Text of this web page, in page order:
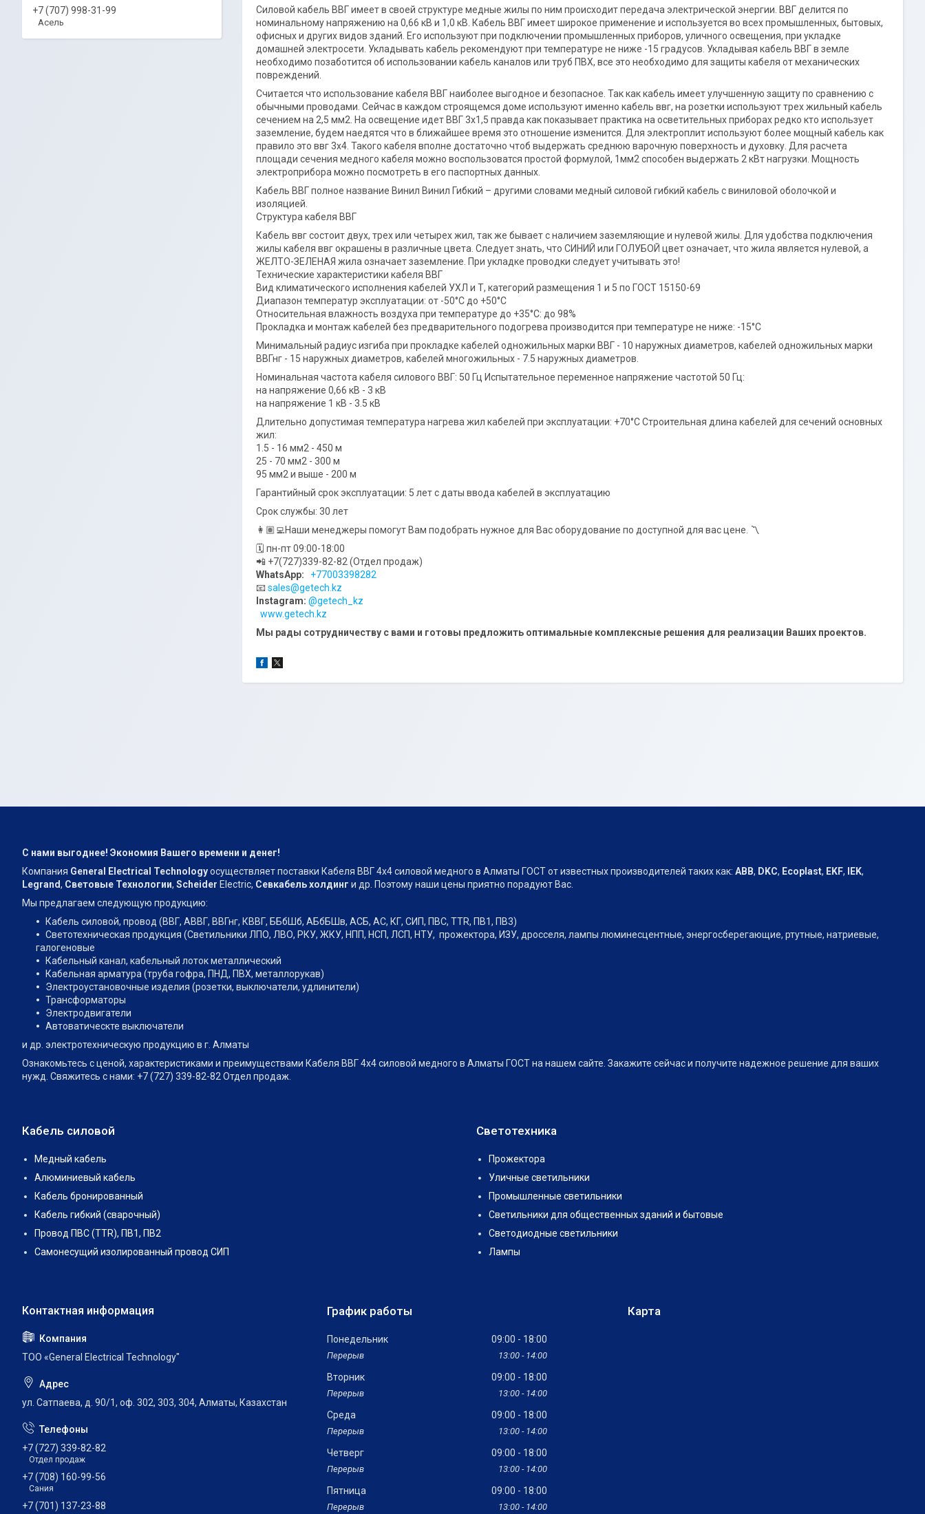
Силовой кабель ВВГ имеет в своей структуре медные жилы по ним происходит передача электрической энергии. ВВГ делится по
номинальному напряжению на 0,66 кВ и 1,0 кВ. Кабель ВВГ имеет широкое применение и используется во всех промышленных, бытовых,
офисных и других видов зданий. Его используют при подключении промышленных приборов, уличного освещения, при укладке
домашней электросети. Укладывать кабель рекомендуют при температуре не ниже -15 градусов. Укладывая кабель ВВГ в земле
необходимо позаботится об использовании кабель каналов или труб ПВХ, все это необходимо для защиты кабеля от механических
повреждений.
Считается что использование кабеля ВВГ наиболее выгодное и безопасное. Так как кабель имеет улучшенную защиту по сравнению с
обычными проводами. Сейчас в каждом строящемся доме используют именно кабель ввг, на розетки используют трех жильный кабель
сечением на 2,5 мм2. На освещение идет ВВГ 3х1,5 правда как показывает практика на осветительных приборах редко кто использует
заземление, будем наедятся что в ближайшее время это отношение изменится. Для электроплит используют более мощный кабель как
правило это ввг 3х4. Такого кабеля вполне достаточно чтоб выдержать среднюю варочную поверхность и духовку. Для расчета
площади сечения медного кабеля можно воспользоватся простой формулой, 1мм2 способен выдержать 2 кВт нагрузки. Мощность
электроприбора можно посмотреть в его паспортных данных.
Кабель ВВГ полное название Винил Винил Гибкий – другими словами медный силовой гибкий кабель с виниловой оболочкой и
изоляцией.
Структура кабеля ВВГ
Кабель ввг состоит двух, трех или четырех жил, так же бывает с наличием заземляющие и нулевой жилы. Для удобства подключения
жилы кабеля ввг окрашены в различные цвета. Следует знать, что СИНИЙ или ГОЛУБОЙ цвет означает, что жила является нулевой, а
ЖЕЛТО-ЗЕЛЕНАЯ жила означает заземление. При укладке проводки следует учитывать это!
Технические характеристики кабеля ВВГ
Вид климатического исполнения кабелей УХЛ и Т, категорий размещения 1 и 5 по ГОСТ 15150-69
Диапазон температур эксплуатации: от -50°С до +50°С
Относительная влажность воздуха при температуре до +35°С: до 98%
Прокладка и монтаж кабелей без предварительного подогрева производится при температуре не ниже: -15°С
Минимальный радиус изгиба при прокладке кабелей одножильных марки ВВГ - 10 наружных диаметров, кабелей одножильных марки
ВВГнг - 15 наружных диаметров, кабелей многожильных - 7.5 наружных диаметров.
Номинальная частота кабеля силового ВВГ: 50 Гц Испытательное переменное напряжение частотой 50 Гц:
на напряжение 0,66 кВ - 3 кВ
на напряжение 1 кВ - 3.5 кВ
Длительно допустимая температура нагрева жил кабелей при эксплуатации: +70°С Строительная длина кабелей для сечений основных
жил:
1.5 - 16 мм2 - 450 м
25 - 70 мм2 - 300 м
95 мм2 и выше - 200 м
Гарантийный срок эксплуатации: 5 лет с даты ввода кабелей в эксплуатацию
Срок службы: 30 лет
👩🏽‍💻Наши менеджеры помогут Вам подобрать нужное для Вас оборудование по доступной для вас цене. 〽️
🗓 пн-пт 09:00-18:00
📲 +7(727)339-82-82 (Отдел продаж)
WhatsApp:
+77003398282
📧 sales@getech.kz
Instagram: @getech_kz
www.getech.kz
Мы рады сотрудничеству с вами и готовы предложить оптимальные комплексные решения для реализации Ваших проектов.
+7 (707) 998-31-99
Асель
С нами выгоднее! Экономия Вашего времени и денег!
Компания General Electrical Technologyосуществляет поставки Кабеля ВВГ 4х4 силовой медного в Алматы ГОСТ от известных производителей таких как: АВВ, DKC, Ecoplast, EKF, IEK,
Legrand, Световые Технологии, Scheider Electric, Севкабель холдинг и др. Поэтому наши цены приятно порадуют Вас.
Мы предлагаем следующую продукцию:
Кабель силовой, провод (ВВГ, АВВГ, ВВГнг, КВВГ, ББбШб, АБбБШв, АСБ, АС, КГ, СИП, ПВС, TTR, ПВ1, ПВ3)
Светотехническая продукция (Светильники ЛПО, ЛВО, РКУ, ЖКУ, НПП, НСП, ЛСП, НТУ, прожектора, ИЗУ, дросселя, лампы люминесцентные, энергосберегающие, ртутные, натриевые,
галогеновые
Кабельный канал, кабельный лоток металлический
Кабельная арматура (труба гофра, ПНД, ПВХ, металлорукав)
Электроустановочные изделия (розетки, выключатели, удлинители)
Трансформаторы
Электродвигатели
Автоватическте выключатели
и др. электротехническую продукцию в г. Алматы
Ознакомьтесь с ценой, характеристиками и преимуществами Кабеля ВВГ 4х4 силовой медного в Алматы ГОСТ на нашем сайте. Закажите сейчас и получите надежное решение для ваших
нужд. Свяжитесь с нами: +7 (727) 339-82-82 Отдел продаж.
Кабель силовой
Медный кабель
Алюминиевый кабель
Кабель бронированный
Кабель гибкий (сварочный)
Провод ПВС (TTR), ПВ1, ПВ2
Самонесущий изолированный провод СИП
Светотехника
Прожектора
Уличные светильники
Промышленные светильники
Светильники для общественных зданий и бытовые
Светодиодные светильники
Лампы
ТОО «General Electrical Technology"
ул. Сатпаева, д. 90/1, оф. 302, 303, 304, Алматы, Казахстан
+7 (727) 339-82-82
Отдел продаж
+7 (708) 160-99-56
Сания
+7 (701) 137-23-88
График работы
Понедельник 09:00 18:00
13:00 14:00
Вторник 09:00 18:00
13:00 14:00
Среда 09:00 18:00
13:00 14:00
Четверг 09:00 18:00
13:00 14:00
Пятница 09:00 18:00
13:00 14:00
Карта